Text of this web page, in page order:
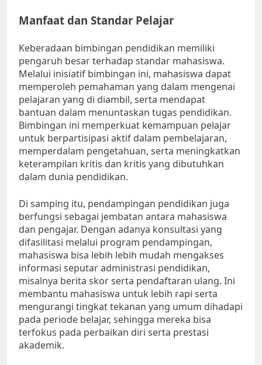
Manfaat dan Standar Pelajar
Keberadaan bimbingan pendidikan memiliki
pengaruh besar terhadap standar mahasiswa.
Melalui inisiatif bimbingan ini, mahasiswa dapat
memperoleh pemahaman yang dalam mengenai
pelajaran yang di diambil, serta mendapat
bantuan dalam menuntaskan tugas pendidikan.
Bimbingan ini memperkuat kemampuan pelajar
untuk berpartisipasi aktif dalam pembelajaran,
memperdalam pengetahuan, serta meningkatkan
keterampilan kritis dan kritis yang dibutuhkan
dalam dunia pendidikan.
Di samping itu, pendampingan pendidikan juga
berfungsi sebagai jembatan antara mahasiswa
dan pengajar. Dengan adanya konsultasi yang
difasilitasi melalui program pendampingan,
mahasiswa bisa lebih lebih mudah mengakses
informasi seputar administrasi pendidikan,
misalnya berita skor serta pendaftaran ulang. Ini
membantu mahasiswa untuk lebih rapi serta
mengurangi tingkat tekanan yang umum dihadapi
pada periode belajar, sehingga mereka bisa
terfokus pada perbaikan diri serta prestasi
akademik.